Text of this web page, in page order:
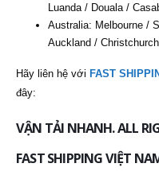
Luanda / Douala /
Australia: Melbourne /
Auckland /
Hãy liên hệ với FAST
đây:
VẬN TẢI NHANH. ALL
FAST SHIPPING VIỆT